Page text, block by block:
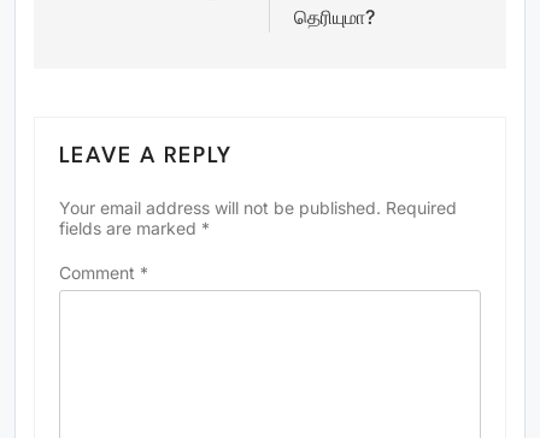
தெரியுமா?
LEAVE A REPLY
Your email address will not be published. Required
fields are marked *
Comment *